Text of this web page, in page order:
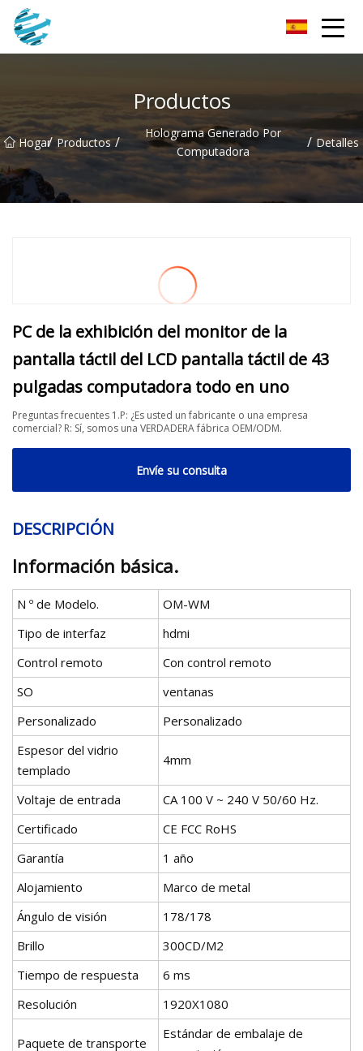
Productos
Hogar/ Productos /
Holograma Generado Por
Computadora
/ Detalles
PC de la exhibición del monitor de la
pantalla táctil del LCD pantalla táctil de 43
pulgadas computadora todo en uno
Preguntas frecuentes 1.P: ¿Es usted un fabricante o una empresa
comercial? R: Sí, somos una VERDADERA fábrica OEM/ODM.
Envíe su consulta
DESCRIPCIÓN
Información básica.
N º de Modelo.
OM-WM
Tipo de interfaz
hdmi
Control remoto
Con control remoto
SO
ventanas
Personalizado
Personalizado
Espesor del vidrio
templado
4mm
Voltaje de entrada
CA 100 V ~ 240 V 50/60 Hz.
Certificado
CE FCC RoHS
Garantía
1 año
Alojamiento
Marco de metal
Ángulo de visión
178/178
Brillo
300CD/M2
Tiempo de respuesta
6 ms
Resolución
1920X1080
Paquete de transporte
Estándar de embalaje de